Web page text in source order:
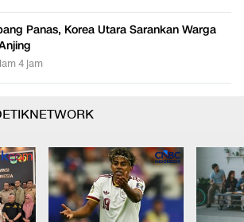
Panas, Korea Utara Sarankan Warga
4 jam